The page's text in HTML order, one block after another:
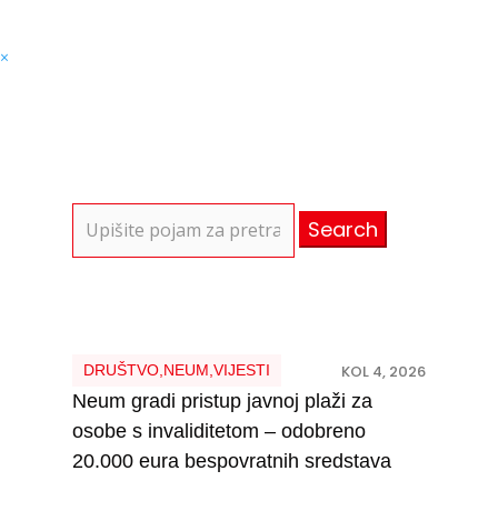
×
for:
DRUŠTVO, NEUM VIJESTI KOL 4, 2026
Neum gradi pristup javnoj plaži za
osobe s invaliditetom – odobreno
20.000 eura bespovratnih sredstava